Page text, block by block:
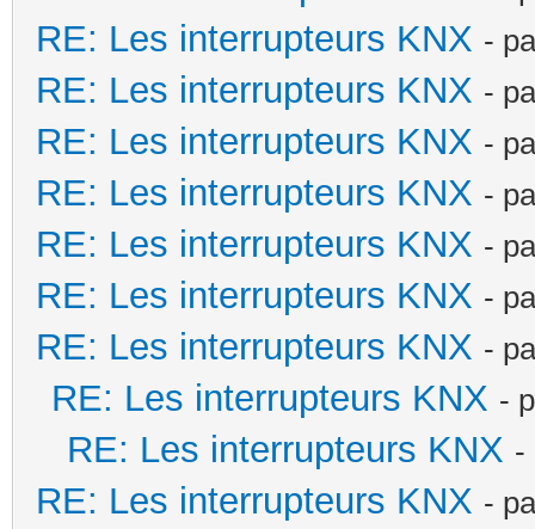
RE: Les interrupteurs KNX -
RE: Les interrupteurs KNX -
RE: Les interrupteurs KNX -
RE: Les interrupteurs KNX -
RE: Les interrupteurs KNX -
RE: Les interrupteurs KNX -
RE: Les interrupteurs KNX -
RE: Les interrupteurs KNX -
RE: Les interrupteurs KNX -
RE: Les interrupteurs KNX -